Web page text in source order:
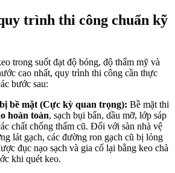
trình thi công chuẩn kỹ
trong suốt đạt độ bóng, độ thẩm mỹ và
cao nhất, quy trình thi công cần thực
bước sau:
bề mặt (Cực kỳ quan trọng): Bề mặt thi
hoàn toàn, sạch bụi bẩn, dầu mỡ, lớp sáp
chất chống thấm cũ. Đối với sàn nhà vệ
lát gạch, các đường ron gạch cũ bị lỏng
đục nạo sạch và gia cố lại bằng keo chà
khi quét keo.